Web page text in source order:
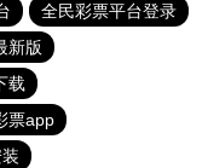
全民彩票平台登录
新版
载
票app